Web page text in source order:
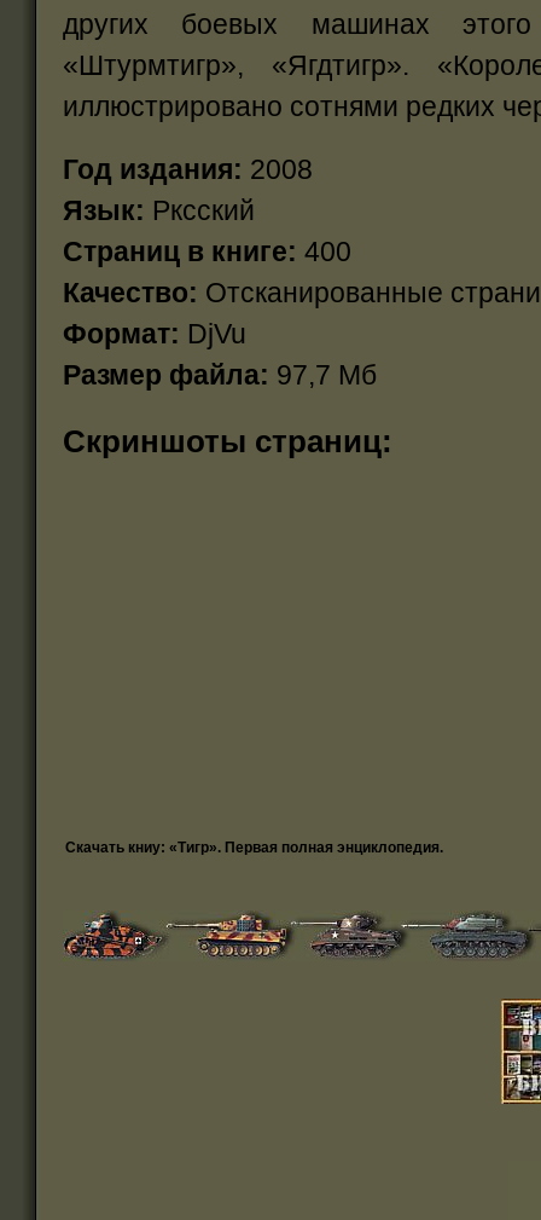
других боевых машинах
«Штурмтигр», «Ягдтигр».
иллюстрировано сотнями редких
Год издания: 2008
Язык: Рксский
Страниц в книге: 400
Качество: Отсканированные
Формат: DjVu
Размер файла: 97,7 Мб
Скриншоты страниц:
Скачать книу: «Тигр». Первая полная энциклопедия.